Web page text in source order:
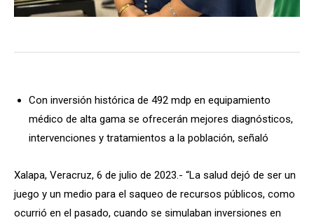
Con inversión histórica de 492 mdp en equipamiento
médico de alta gama se ofrecerán mejores diagnósticos,
intervenciones y tratamientos a la población, señaló
Xalapa, Veracruz, 6 de julio de 2023.- “La salud dejó de ser un
juego y un medio para el saqueo de recursos públicos, como
ocurrió en el pasado, cuando se simulaban inversiones en